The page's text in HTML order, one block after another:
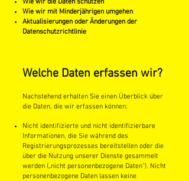
Wie wir die Daten schützen
Wie wir mit Minderjährigen umgehen
Aktualisierungen oder Änderungen der
Datenschutzrichtlinie
Welche Daten erfassen wir?
Nachstehend erhalten Sie einen Überblick über
die Daten, die wir erfassen können:
Nicht identifizierte und nicht identifizierbare
Informationen, die Sie während des
Registrierungsprozesses bereitstellen oder die
über die Nutzung unserer Dienste gesammelt
werden („nicht personenbezogene Daten“). Nicht
personenbezogene Daten lassen keine